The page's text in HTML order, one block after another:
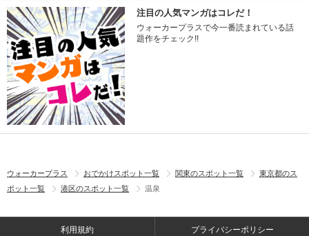
注目の人気マンガはコレだ！
ウォーカープラスで今一番読まれている話
題作をチェック!!
ウォーカープラス おでかけスポット一覧 関東のスポット一覧
東京都のス
ポット一覧
港区のスポット一覧 温泉
利用規約 プライバシーポリシー